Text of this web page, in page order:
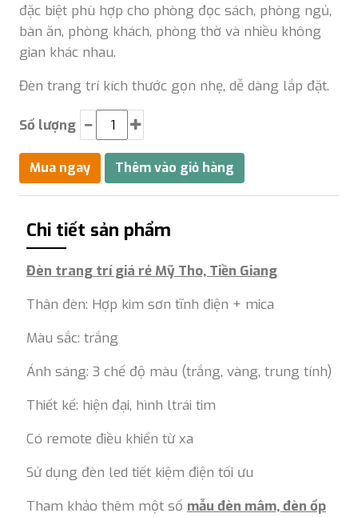
đặc biệt phù hợp cho phòng đọc sách, phòng ngủ,
bàn ăn, phòng khách, phòng thờ và nhiều không
gian khác nhau.
Đèn trang trí kích thước gọn nhẹ, dễ dàng lắp đặt.
Số lượng
Chi tiết sản phẩm
Đèn trang trí giá rẻ Mỹ Tho, Tiền Giang
Thân đèn: Hợp kim sơn tĩnh điện + mica
Màu sắc: trắng
Ánh sáng: 3 chế độ màu (trắng, vàng, trung tính)
Thiết kế: hiện đại, hình ltrái tim
Có remote điều khiển từ xa
Sử dụng đèn led tiết kiệm điện tối ưu
Tham khảo thêm một số mẫu đèn mâm, đèn ốp